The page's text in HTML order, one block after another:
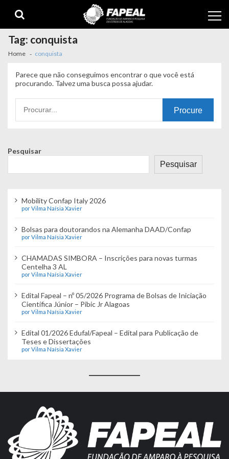
navigation
content
Tag: conquista
Home conquista
Parece que não conseguimos encontrar o que você está
procurando. Talvez uma busca possa ajudar.
por:
Pesquisar
Pesquisar
Mobility Confap Italy 2026
por Vilma Naísia Xavier
Bolsas para doutorandos na Alemanha DAAD/Confap
por Vilma Naísia Xavier
CHAMADAS SIMBORA – Inscrições para novas turmas
Centelha 3 AL
por Vilma Naísia Xavier
Edital Fapeal – nº 05/2026 Programa de Bolsas de Iniciação
Científica Júnior – Pibic Jr Alagoas
por Vilma Naísia Xavier
Edital 01/2026 Edufal/Fapeal – Edital para Publicação de
Teses e Dissertações
por Vilma Naísia Xavier